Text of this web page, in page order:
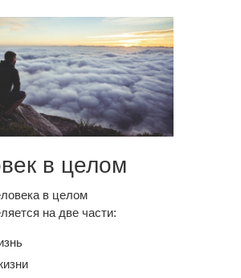
в целом
в целом
на две части: